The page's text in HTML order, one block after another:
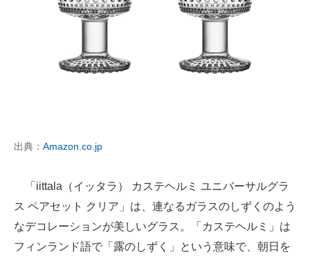
出典： Amazon.co.jp
「iittala（イッタラ） カステヘルミ ユニバーサルグラ
ス ペアセット クリア」は、連なるガラスのしずくのよう
なデコレーションが美しいグラス。「カステヘルミ」は
フィンランド語で「露のしずく」という意味で、朝日を